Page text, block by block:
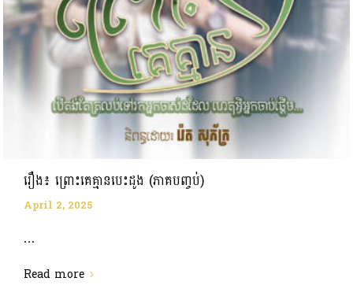
រឿង៖ ព្រោះគេគ្មានបេះដូង (ភាគបញ្ចប់)
April 2, 2025
...
Read more